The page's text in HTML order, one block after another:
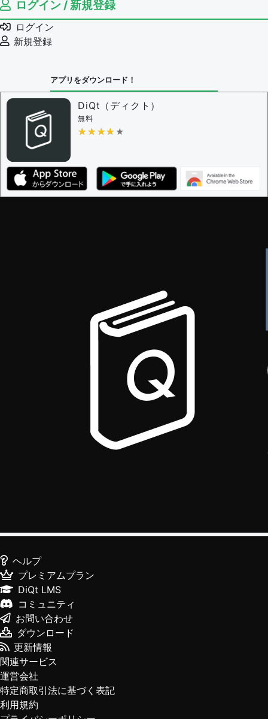
ログイン / 新規登録
ログイン
新規登録
アプリをダウンロード！
DiQt（ディクト）
無料
★★★★★
★★★★★
ヘルプ
プレミアムプラン
DiQt LMS
コミュニティ
お問い合わせ
ダウンロード
更新情報
関連サービス
運営会社
特定商取引法に基づく表記
利用規約